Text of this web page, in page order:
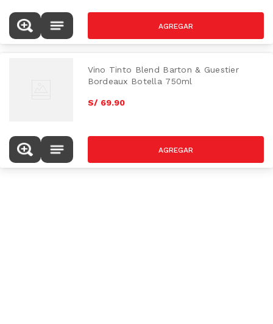
Vino Tinto Blend Barton & Guestier
Bordeaux Botella 750ml
S/ 69.90